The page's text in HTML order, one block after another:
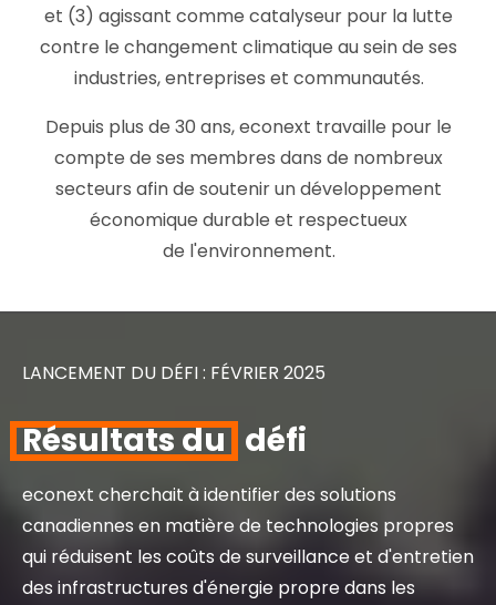
et (3) agissant comme catalyseur pour la lutte
contre le changement climatique au sein de ses
industries, entreprises et communautés.
Depuis plus de 30 ans, econext travaille pour le
compte de ses membres dans de nombreux
secteurs afin de soutenir un développement
économique durable et respectueux
de l'environnement.
LANCEMENT DU DÉFI : FÉVRIER 2025
Résultats du défi
econext cherchait à identifier des solutions
canadiennes en matière de technologies propres
qui réduisent les coûts de surveillance et d'entretien
des infrastructures d'énergie propre dans les